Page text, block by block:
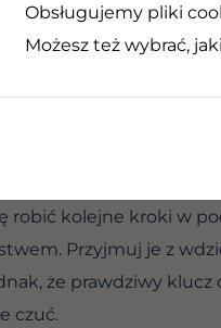
odczuwamy ból — bez
może pomóc, ale nie
uczucia,
do uzdrowienia jest
do nas — i mogą
robić kolejne kroki w
Przyjmuj je z
że prawdziwy klucz
czuć.
Obsługujemy pliki
Możesz też wybrać,